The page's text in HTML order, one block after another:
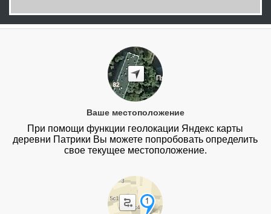
Ваше местоположение
При помощи функции геолокации Яндекс карты
деревни Патрики Вы можете попробовать определить
свое текущее местоположение.